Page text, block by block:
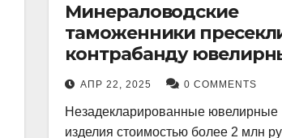
Минераловодские
таможенники
контрабанду
изделий на 2 млн
АПР 22, 2025 0 COMMENTS
Незадекларированные ювелирные
изделия стоимостью более 2 млн